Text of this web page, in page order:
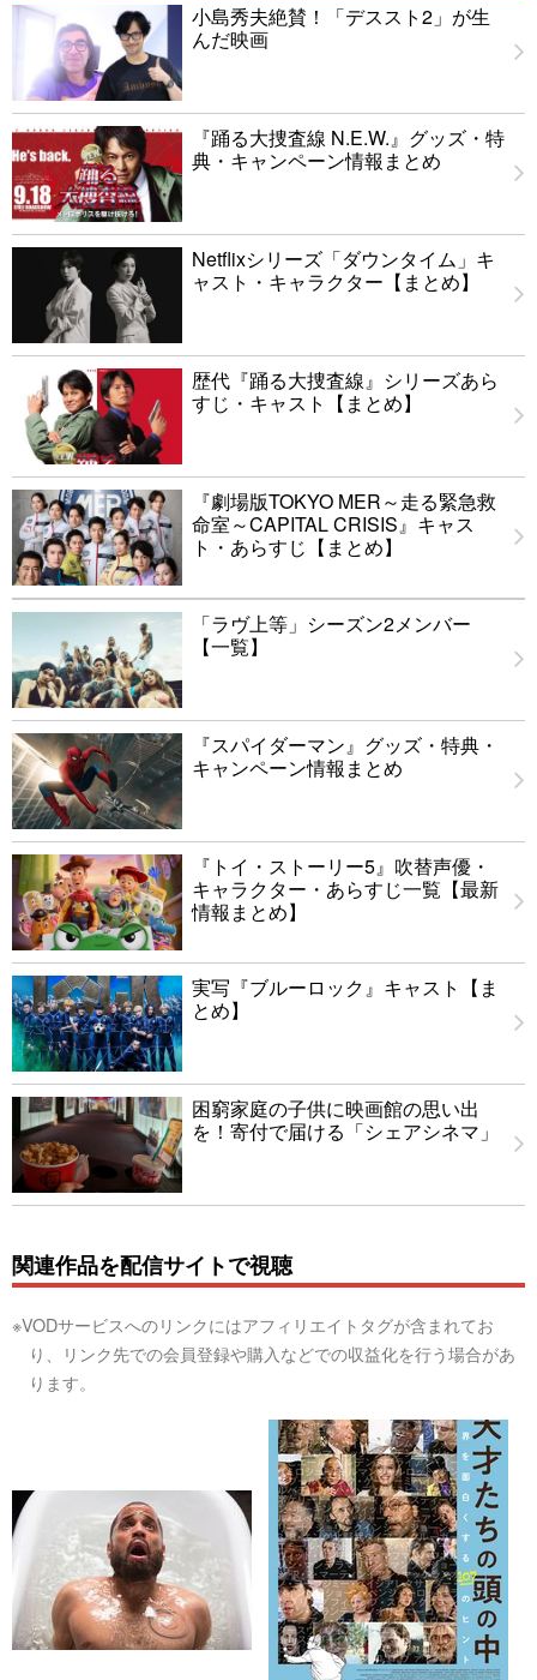
小島秀夫絶賛！「デススト2」が生
んだ映画
『踊る大捜査線 N.E.W.』グッズ・特
典・キャンペーン情報まとめ
Netflixシリーズ「ダウンタイム」キ
ャスト・キャラクター【まとめ】
歴代『踊る大捜査線』シリーズあら
すじ・キャスト【まとめ】
『劇場版TOKYO MER～走る緊急救
命室～CAPITAL CRISIS』キャス
ト・あらすじ【まとめ】
「ラヴ上等」シーズン2メンバー
【一覧】
『スパイダーマン』グッズ・特典・
キャンペーン情報まとめ
『トイ・ストーリー5』吹替声優・
キャラクター・あらすじ一覧【最新
情報まとめ】
実写『ブルーロック』キャスト【ま
とめ】
困窮家庭の子供に映画館の思い出
を！寄付で届ける「シェアシネマ」
関連作品を配信サイトで視聴
※VODサービスへのリンクにはアフィリエイトタグが含まれてお
り、リンク先での会員登録や購入などでの収益化を行う場合があ
ります。